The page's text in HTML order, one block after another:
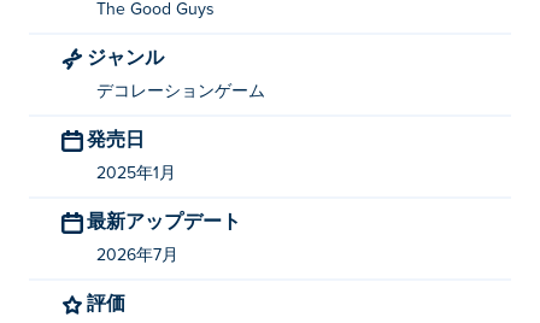
ばいいですか?
Color Artist はモバイル デバイスとデスクトッ
Color Artist は、コンピューターや携帯電話、タブレッ
The Good Guys
ジャンル
デコレーションゲーム
発売日
2025年1月
最新アップデート
2026年7月
評価